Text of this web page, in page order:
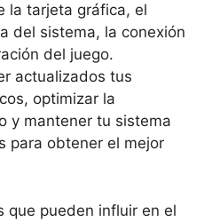
la tarjeta gráfica, el
del sistema, la conexión
del juego.
actualizados tus
optimizar la
y mantener tu sistema
para obtener el mejor
que pueden influir en el